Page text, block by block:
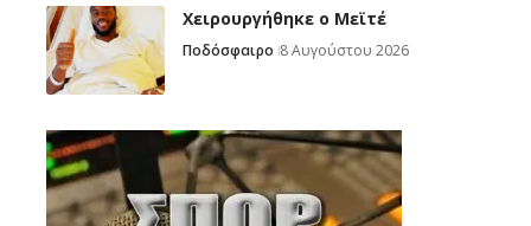
Χειρουργήθηκε ο Μεϊτέ
Ποδόσφαιρο 8 Αυγούστου 2026